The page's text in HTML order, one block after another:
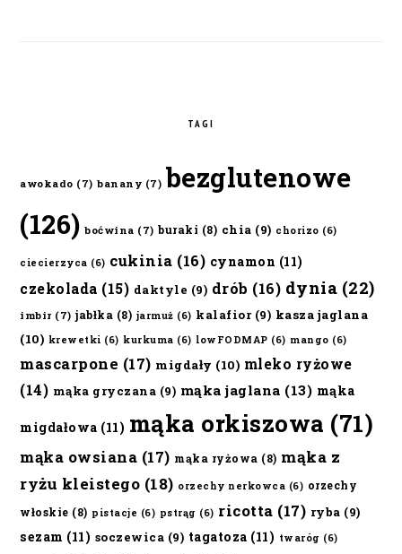
TAGI
awokado (7) banany (7) bezglutenowe
(126) boćwina (7) buraki (8) chia (9) chorizo (6)
ciecierzyca (6) cukinia (16) cynamon (11)
czekolada (15) daktyle (9) drób (16) dynia (22)
imbir (7) jabłka (8) jarmuż (6) kalafior(9) kasza jaglana
(10) krewetki (6) kurkuma (6) lowFODMAP (6) mango (6)
mascarpone (17) migdały (10) mleko ryżowe
(14) mąka gryczana (9) mąka jaglana (13) mąka
migdałowa (11) mąka orkiszowa (71)
mąka owsiana (17) mąka ryżowa (8) mąka z
ryżu kleistego (18) orzechy nerkowca (6) orzechy
włoskie (8) pistacje (6) pstrąg (6) ricotta (17) ryba (9)
sezam (11) soczewica (9) tagatoza (11) twaróg (6)